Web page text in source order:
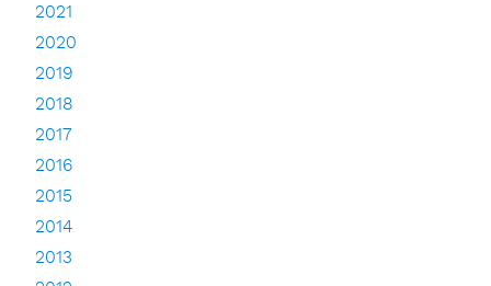
2021
2020
2019
2018
2017
2016
2015
2014
2013